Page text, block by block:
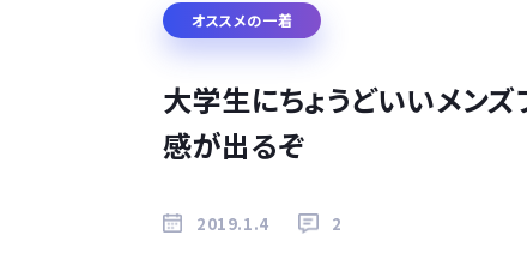
オススメの一着
大学生にちょうどいいメンズ
感が出るぞ
2019.1.4 2